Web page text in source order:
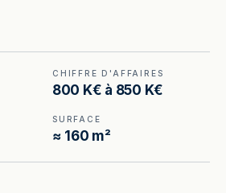
CHIFFRE D'AFFAIRES
800 K€ à 850 K€
SURFACE
≈ 160 m²